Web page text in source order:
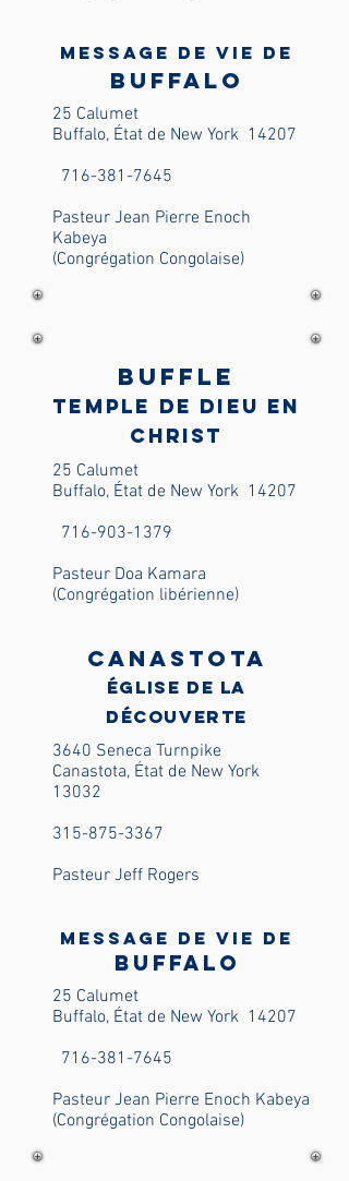
Message de vie de
Buffalo
25 Calumet
Buffalo, État de New York 14207
716-381-7645
Pasteur Jean Pierre Enoch
Kabeya
(Congrégation Congolaise)
Buffle
Temple de Dieu en
Christ
25 Calumet
Buffalo, État de New York 14207
716-903-1379
Pasteur Doa Kamara
(Congrégation libérienne)
Canastota
Église de la
Découverte
3640 Seneca Turnpike
Canastota, État de New York
13032
315-875-3367
Pasteur Jeff Rogers
Message de vie de
Buffalo
25 Calumet
Buffalo, État de New York 14207
716-381-7645
Pasteur Jean Pierre Enoch Kabeya
(Congrégation Congolaise)